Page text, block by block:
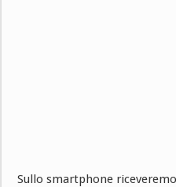
Sullo smartphone